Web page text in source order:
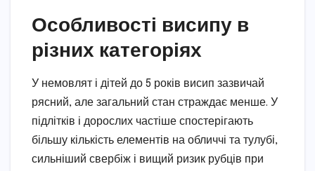
Особливості висипу в
різних категоріях
У немовлят і дітей до 5 років висип зазвичай
рясний, але загальний стан страждає менше. У
підлітків і дорослих частіше спостерігають
більшу кількість елементів на обличчі та тулубі,
сильніший свербіж і вищий ризик рубців при